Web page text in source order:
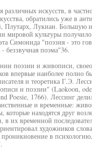
различных искусств, в
обратились уже в
Плутарх, Лукиан. Большую
мировой культуры
Симонида "поэзия - это
беззвучная поэма"36.
поэзии и живописи,
впервые наиболее полно
и теоретика Г.Э.
и поэзии" (Laokoon,
Poesie, 1766). Лессинг
и временные:
которые находятся друг
в их временной
художников
проникновение в